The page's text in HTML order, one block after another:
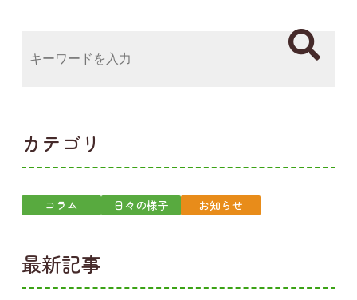
カテゴリ
コラム 日々の様子 お知らせ
最新記事